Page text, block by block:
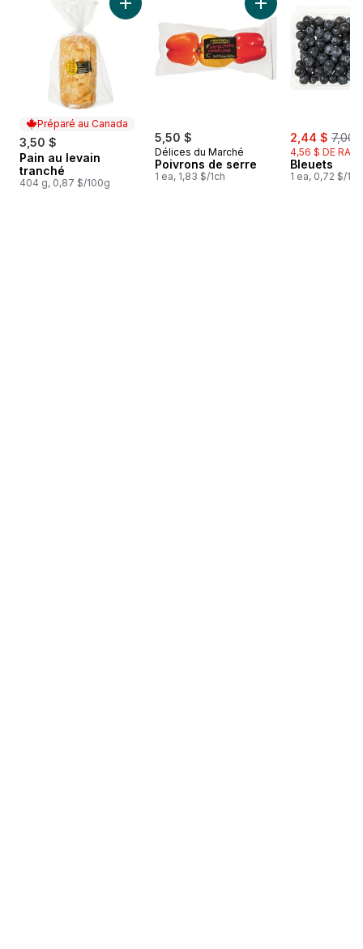
Préparé au Canada
3,50 $
Préparé au Canada
Pain au levain
tranché
404 g, 0,87 $/100g
Ajouter Pain au levain tranché au panier
5,50 $
Délices du Marché
Poivrons de serre
1 ea, 1,83 $/1ch
Ajouter Poivrons
sale:
2,44 $ ,
7,00
4,56 $ DE
Bleuets
1 ea, 0,72 $/